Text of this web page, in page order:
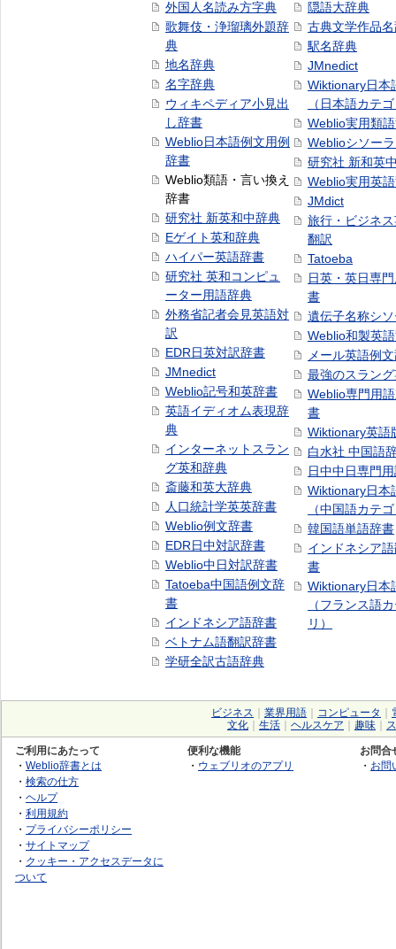
外国人名読み方字典
歌舞伎・浄瑠璃外題辞
典
地名辞典
名字辞典
ウィキペディア小見出
し辞書
Weblio日本語例文用例
辞書
Weblio類語・言い換え
辞書
研究社 新英和中辞典
Eゲイト英和辞典
ハイパー英語辞書
研究社 英和コンピュ
ーター用語辞典
外務省記者会見英語対
訳
EDR日英対訳辞書
JMnedict
Weblio記号和英辞書
英語イディオム表現辞
典
インターネットスラン
グ英和辞典
斎藤和英大辞典
人口統計学英英辞書
Weblio例文辞書
EDR日中対訳辞書
Weblio中日対訳辞書
Tatoeba中国語例文辞
書
インドネシア語辞書
ベトナム語翻訳辞書
学研全訳古語辞典
隠語大辞典
古典文学作品
駅名辞典
JMnedict
Wiktionary日本
（日本語カテ
Weblio実用類
Weblioシソー
研究社 新和英
Weblio実用英
JMdict
旅行・ビジネ
翻訳
Tatoeba
日英・英日専
書
遺伝子名称シ
Weblio和製英
メール英語例
最強のスラン
Weblio専門用
書
Wiktionary英語
白水社 中国語
日中中日専門
Wiktionary日本
（中国語カテ
韓国語単語辞書
インドネシア
書
Wiktionary日本
（フランス語
リ）
ビジネス 業界用語 コンピュータ
文化
生活 ヘルスケア 趣味
ご利用にあたって
・ Weblio辞書とは
・ 検索の仕方
・ ヘルプ
・ 利用規約
・ プライバシーポリシー
・ サイトマップ
・ クッキー・アクセスデータに
ついて
便利な機能
・ ウェブリオのアプリ
お問合
・ お問